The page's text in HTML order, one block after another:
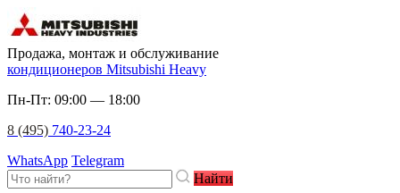
Продажа, монтаж и обслуживание
кондиционеров Mitsubishi Heavy
Пн-Пт: 09:00 — 18:00
8 (495) 740-23-24
WhatsApp Telegram
Найти